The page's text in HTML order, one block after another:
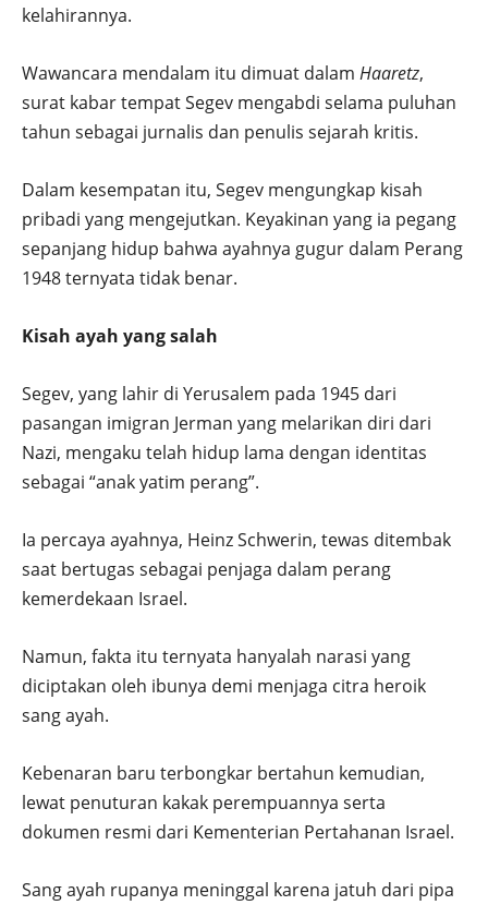
kelahirannya.
Wawancara mendalam itu dimuat dalam Haaretz,
surat kabar tempat Segev mengabdi selama puluhan
tahun sebagai jurnalis dan penulis sejarah kritis.
Dalam kesempatan itu, Segev mengungkap kisah
pribadi yang mengejutkan. Keyakinan yang ia pegang
sepanjang hidup bahwa ayahnya gugur dalam Perang
1948 ternyata tidak benar.
Kisah ayah yang salah
Segev, yang lahir di Yerusalem pada 1945 dari
pasangan imigran Jerman yang melarikan diri dari
Nazi, mengaku telah hidup lama dengan identitas
sebagai “anak yatim perang”.
Ia percaya ayahnya, Heinz Schwerin, tewas ditembak
saat bertugas sebagai penjaga dalam perang
kemerdekaan Israel.
Namun, fakta itu ternyata hanyalah narasi yang
diciptakan oleh ibunya demi menjaga citra heroik
sang ayah.
Kebenaran baru terbongkar bertahun kemudian,
lewat penuturan kakak perempuannya serta
dokumen resmi dari Kementerian Pertahanan Israel.
Sang ayah rupanya meninggal karena jatuh dari pipa